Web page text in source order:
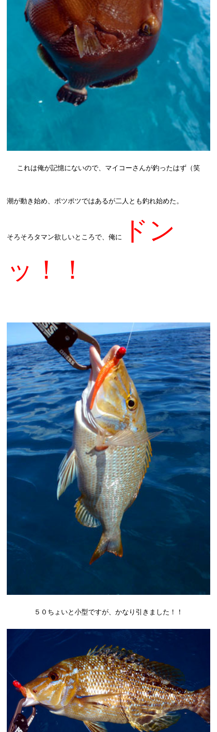
これは俺が記憶にないので、マイコーさんが釣ったはず（笑
潮が動き始め、ポツポツではあるが二人とも釣れ始めた。
そろそろタマン欲しいところで、俺に
ドン
ッ！！
５０ちょいと小型ですが、かなり引きました！！